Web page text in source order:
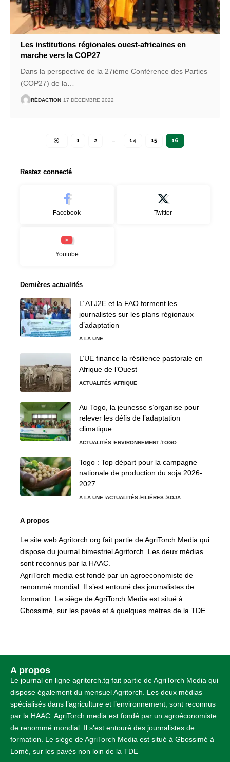
Les institutions régionales ouest-africaines en
marche vers la COP27
Dans la perspective de la 27ième Conférence des Parties
(COP27) de la
RÉDACTION 17 DÉCEMBRE 2022
1 2 … 14 15 16
Restez connecté
Facebook Twitter
Youtube
Dernières actualités
L’ ATJ2E et la FAO forment les
journalistes sur les plans régionaux
d’adaptation
A LA UNE
L’UE finance la résilience pastorale en
Afrique de l’Ouest
ACTUALITÉS AFRIQUE
Au Togo, la jeunesse s’organise pour
relever les défis de l’adaptation
climatique
ACTUALITÉS ENVIRONNEMENT TOGO
Togo : Top départ pour la campagne
nationale de production du soja 2026-
2027
A LA UNE ACTUALITÉS FILIÈRES SOJA
A propos
Le site web Agritorch.org fait partie de AgriTorch Media qui
dispose du journal bimestriel Agritorch. Les deux médias
sont reconnus par la HAAC.
AgriTorch media est fondé par un agroeconomiste de
renommé mondial. Il s’est entouré des journalistes de
formation. Le siège de AgriTorch Media est situé à
Gbossimé, sur les pavés et à quelques mètres de la TDE.
A propos
Le journal en ligne agritorch.tg fait partie de AgriTorch Media qui
dispose également du mensuel Agritorch. Les deux médias
spécialisés dans l’agriculture et l’environnement, sont reconnus
par la HAAC. AgriTorch media est fondé par un agroéconomiste
de renommé mondial. Il s’est entouré des journalistes de
formation. Le siège de AgriTorch Media est situé à Gbossimé à
Lomé, sur les pavés non loin de la TDE